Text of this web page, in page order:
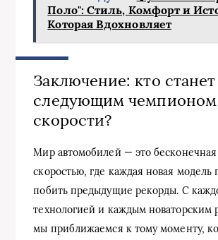
Поло": Стиль, Комфорт и
Которая Вдохновляет
Заключение: кто станет
следующим чемпионом
скорости?
Мир автомобилей — это бесконечная
скоростью, где каждая новая модель
побить предыдущие рекорды. С
технологией и каждым новаторским
мы приближаемся к тому моменту,